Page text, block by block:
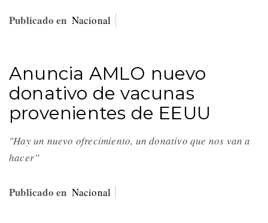
Publicado en Nacional
Anuncia AMLO nuevo
donativo de vacunas
provenientes de EEUU
"Hay un nuevo ofrecimiento, un donativo que nos van a
hacer”
Publicado en Nacional